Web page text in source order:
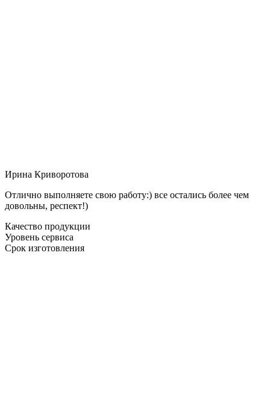
Ирина Криворотова
Отлично выполняете свою работу:) все остались более чем
довольны, респект!)
Качество продукции
Уровень сервиса
Срок изготовления